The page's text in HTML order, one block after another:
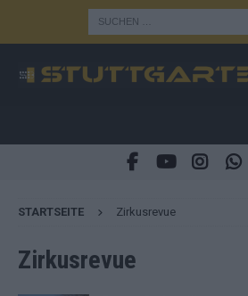
STARTSEITE Zirkusrevue
Zirkusrevue